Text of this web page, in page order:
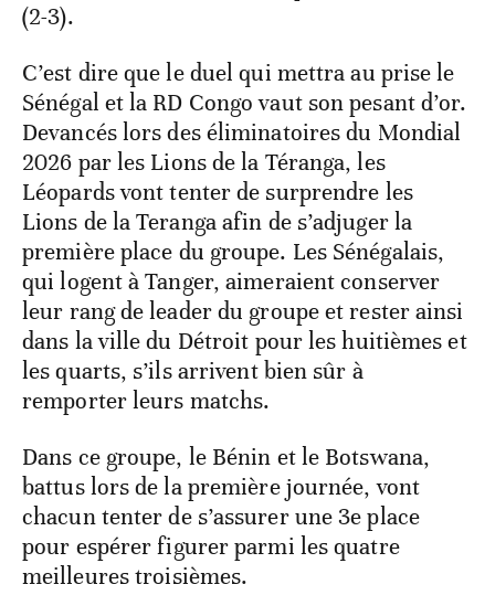
(2-3).
C’est dire que le duel qui mettra au prise le
Sénégal et la RD Congo vaut son pesant d’or.
Devancés lors des éliminatoires du Mondial
2026 par les Lions de la Téranga, les
Léopards vont tenter de surprendre les
Lions de la Teranga afin de s’adjuger la
première place du groupe. Les Sénégalais,
qui logent à Tanger, aimeraient conserver
leur rang de leader du groupe et rester ainsi
dans la ville du Détroit pour les huitièmes et
les quarts, s’ils arrivent bien sûr à
remporter leurs matchs.
Dans ce groupe, le Bénin et le Botswana,
battus lors de la première journée, vont
chacun tenter de s’assurer une 3eplace
pour espérer figurer parmi les quatre
meilleures troisièmes.